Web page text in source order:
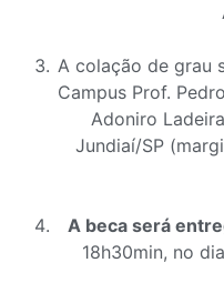
A colação de grau
Campus Prof.
Adoniro
Jundiaí/SP
A beca será
18h30min, no